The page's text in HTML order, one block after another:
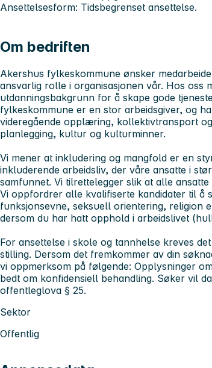
Ansettelsesform: Tidsbegrenset ansettelse.
Om bedriften
Akershus fylkeskommune ønsker
ansvarlig rolle i organisasjonen vår. Hos oss
utdanningsbakgrunn for å skape gode
fylkeskommune er en stor arbeidsgiver, og
videregående opplæring, kollektivtransport
planlegging, kultur og kulturminner.
Vi mener at inkludering og mangfold er en
inkluderende arbeidsliv, der våre ansatte i
samfunnet. Vi tilrettelegger slik at alle
Vi oppfordrer alle kvalifiserte kandidater til å
funksjonsevne, seksuell orientering, religion
dersom du har hatt opphold i arbeidslivet
For ansettelse i skole og tannhelse kreves
stilling. Dersom det fremkommer av din
vi oppmerksom på følgende: Opplysninger
bedt om konfidensiell behandling. Søker vil
offentleglova § 25.
Sektor
Offentlig